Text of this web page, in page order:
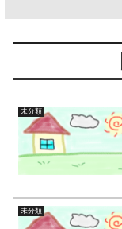
未分類
未分類